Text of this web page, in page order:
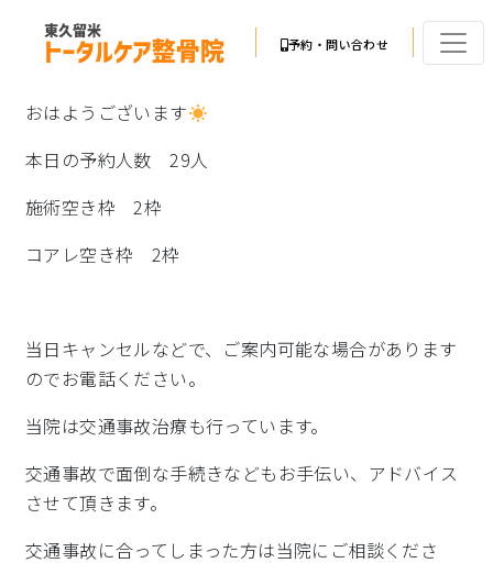
予約・問い合わせ
おはようございます
本日の予約人数 29人
施術空き枠 2枠
コアレ空き枠 2枠
当日キャンセルなどで、ご案内可能な場合があります
のでお電話ください。
当院は交通事故治療も行っています。
交通事故で面倒な手続きなどもお手伝い、アドバイス
させて頂きます。
交通事故に合ってしまった方は当院にご相談くださ